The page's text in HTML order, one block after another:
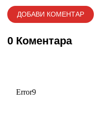
0 Коментара